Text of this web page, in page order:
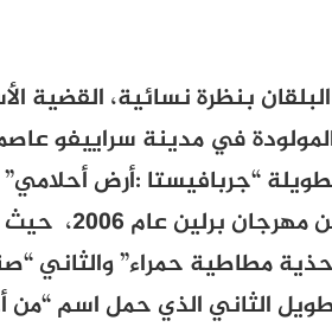
بنظرة نسائية، القضية
في مدينة سراييفو
“جربافيستا :أرض
الذهبي من
الثاني الذي حمل اسم